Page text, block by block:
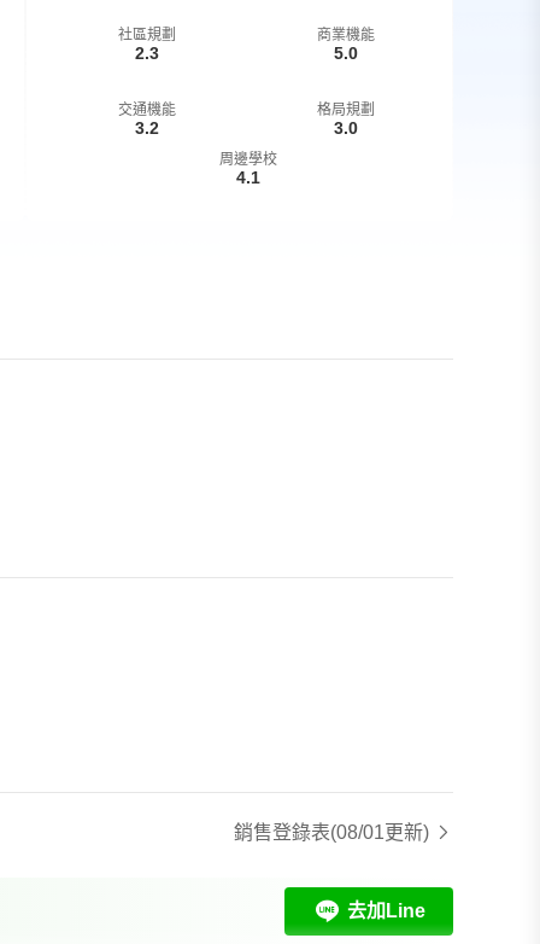
商業機能
5.0
格局規劃
3.0
周邊學校
4.1
交通機能
3.2
社區規劃
2.3
銷售登錄表(08/01更新)
去加Line